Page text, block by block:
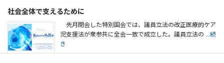
社会全体で支えるために
先月閉会した特別国会では、議員立法の改正医療的ケア
児支援法が衆参共に全会一致で成立した。議員立法の ...続
き